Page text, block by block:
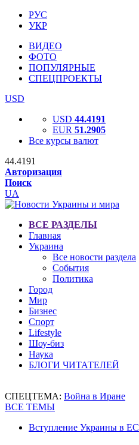
РУС
УКР
ВИДЕО
ФОТО
ПОПУЛЯРНЫЕ
СПЕЦПРОЕКТЫ
USD
USD 44.4191
EUR 51.2905
Все курсы валют
44.4191
Авторизация
Поиск
UA
ВСЕ РАЗДЕЛЫ
Главная
Украина
Все новости раздела
События
Политика
Город
Мир
Бизнес
Спорт
Lifestyle
Шоу-биз
Наука
БЛОГИ ЧИТАТЕЛЕЙ
СПЕЦТЕМА: Война в Иране
ВСЕ ТЕМЫ
Вступление Украины в ЕС